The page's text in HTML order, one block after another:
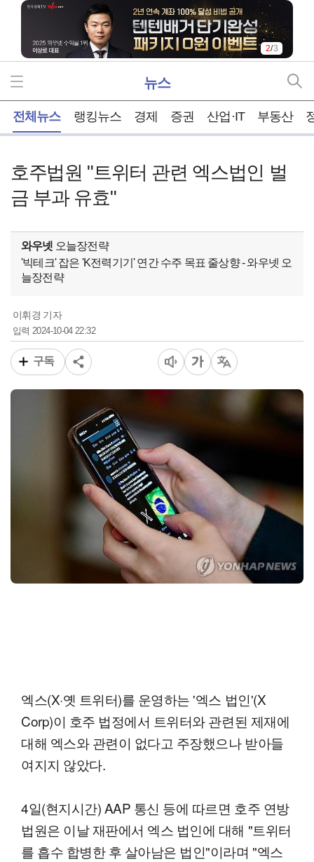
2/3
뉴스
전체뉴스 랭킹뉴스 경제 증권 산업·IT 부동산
호주법원 "트위터 관련 엑스법인 벌
금 부과 유효"
와우넷 오늘장전략
'빅테크' 잡은 'K전력기기' 연간 수주 목표 줄상향 - 와우넷 오
늘장전략
이휘경 기자
입력 2024-10-04 22:32
구독
엑스(X·옛 트위터)를 운영하는 '엑스 법인'(X
Corp)이 호주 법정에서 트위터와 관련된 제재에
대해 엑스와 관련이 없다고 주장했으나 받아들
여지지 않았다.
4일(현지시간) AAP 통신 등에 따르면 호주 연방
법원은 이날 재판에서 엑스 법인에 대해 "트위터
를 흡수 합병한 후 살아남은 법인"이라며 "엑스